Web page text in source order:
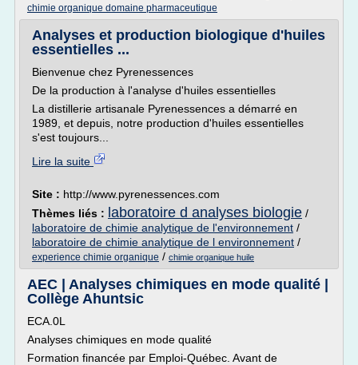
chimie organique domaine pharmaceutique
Analyses et production biologique d'huiles
essentielles ...
Bienvenue chez Pyrenessences
De la production à l'analyse d'huiles essentielles
La distillerie artisanale Pyrenessences a démarré en
1989, et depuis, notre production d'huiles essentielles
s'est toujours...
Lire la suite
Site : http://www.pyrenessences.com
Thèmes liés : laboratoire d analyses biologie /
laboratoire de chimie analytique de l'environnement /
laboratoire de chimie analytique de l environnement /
experience chimie organique / chimie organique huile
AEC | Analyses chimiques en mode qualité |
Collège Ahuntsic
ECA.0L
Analyses chimiques en mode qualité
Formation financée par Emploi-Québec. Avant de